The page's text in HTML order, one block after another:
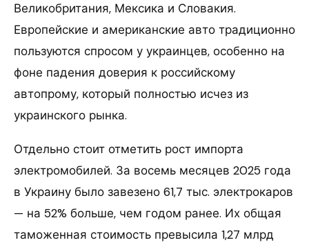
Великобритания, Мексика и Словакия.
Европейские и американские авто традиционно
пользуются спросом у украинцев, особенно на
фоне падения доверия к российскому
автопрому, который полностью исчез из
украинского рынка.
Отдельно стоит отметить рост импорта
электромобилей. За восемь месяцев 2025 года
в Украину было завезено 61,7 тыс. электрокаров
— на 52% больше, чем годом ранее. Их общая
таможенная стоимость превысила 1,27 млрд